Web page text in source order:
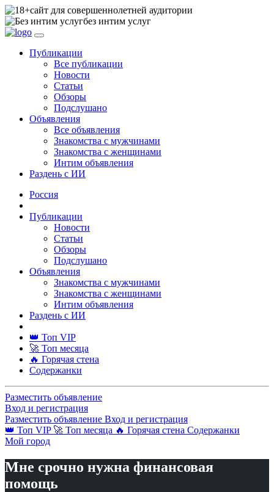
сайт для совершеннолетней аудитории
без интим услуг
Публикации
Все публикации
Новости
Статьи
Обзоры
Подслушано
Объявления
Все объявления
Знакомства с мужчинами
Знакомства с женщинами
Интим объявления
Раздень с ИИ
Россия
Публикации
Новости
Статьи
Обзоры
Подслушано
Объявления
Знакомства с мужчинами
Знакомства с женщинами
Интим объявления
Раздень с ИИ
👑 Топ VIP
🚀 Топ месяца
🔥 Горячая стена
Содержанки
Разместить объявление
Вход и регистрация
Разместить объявление Вход и регистрация
👑 Топ VIP 🚀 Топ месяца 🔥 Горячая стена Содержанки
Мой город
Мне срочно нужна финансовая
помощь